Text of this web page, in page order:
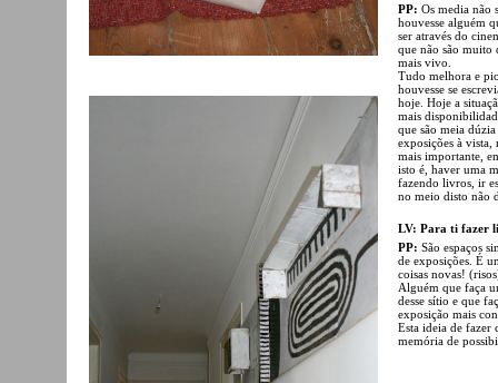
PP: Os media não
houvesse alguém
ser através do
que não são muito
mais vivo.
Tudo melhora e
houvesse se
hoje. Hoje a
mais
que são meia
exposições à vista,
mais importante,
isto é, haver uma
fazendo livros, ir
no meio disto não
LV: Para ti fazer
PP: São espaços
de exposições. É
coisas novas!
Alguém que faça
desse sítio e que
exposição mais
Esta ideia de fazer
memória de